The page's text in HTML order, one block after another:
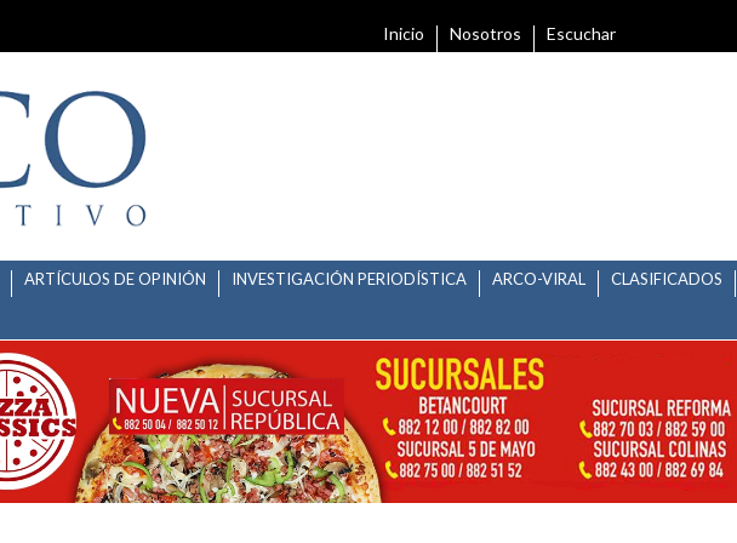
Inicio Nosotros Escuchar
ARTÍCULOS DE OPINIÓN INVESTIGACIÓN PERIODÍSTICA ARCO-VIRAL
CLASIFICADOS